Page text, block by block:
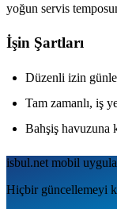
yoğun servis
İşin Şartları
Düzenli izin
Tam zamanlı, iş
Bahşiş havuzuna
isbul.net mobil
Hiçbir güncellemeyi